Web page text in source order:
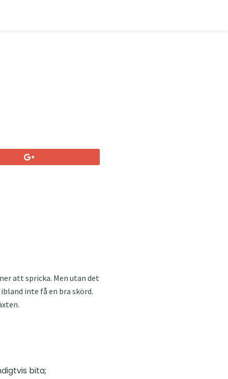
att spricka. Men utan det
inte få en bra skörd.
bita;